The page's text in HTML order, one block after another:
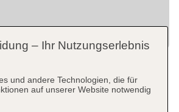
– Ihr Nutzungserlebnis
und andere Technologien, die für
auf unserer Website notwendig